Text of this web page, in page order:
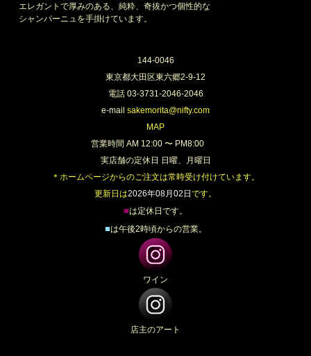
エレガントで厚みのある、純粋、奇抜かつ個性的な
シャンパーニュを手掛けています。
144-0046
東京都大田区東六郷2-9-12
電話 03-3731-2046-2046
e-mail sakemorita@nifty.com
MAP
営業時間 AM 12:00 〜 PM8:00
実店舗の定休日 日曜、月曜日
＊ホームページからのご注文は常時受け付けています。
更新日は2026年08月02日 です。
■は定休日です。
■は午後2時頃からの営業。
ワイン
店主のアート